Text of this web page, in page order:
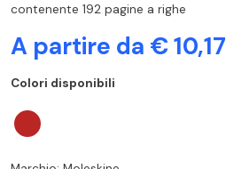
contenente 192 pagine a righe
A partire da € 10,17
Colori disponibili